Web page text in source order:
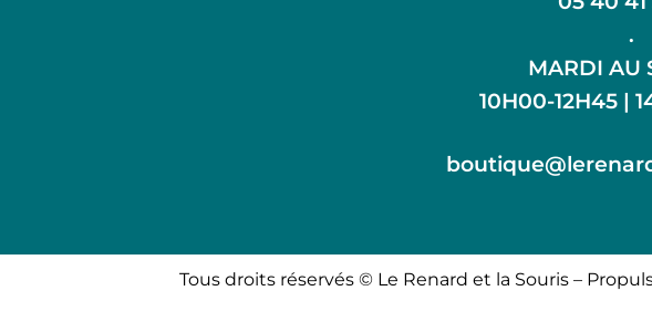
.
MARDI AU
10H00-12H45 |
Tous droits réservés © Le Renard et la Souris –